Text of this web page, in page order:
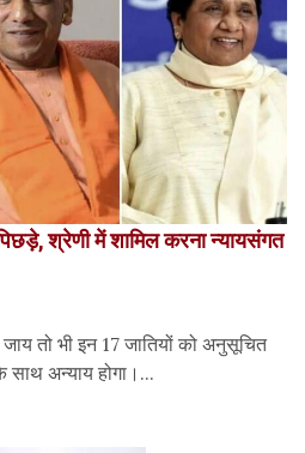
श्रेणी में शामिल करना न्यायसंगत
तो भी इन 17 जातियों को अनुसूचित
साथ अन्याय होगा।...